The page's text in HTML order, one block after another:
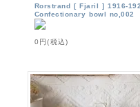
Rorstrand [ Fjaril ] 1916-
Confectionary bowl no,002
0円(税込)